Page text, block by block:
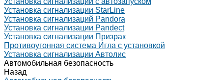
Установка сигнализации StarLine
Установка сигнализаций Pandora
Установка сигнализации Pandect
Установка сигнализации Призрак
Противоугонная система Игла с установкой
Установка сигнализации Автолис
Автомобильная безопасность
Назад